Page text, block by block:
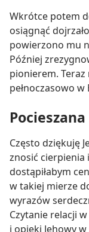
Wkrótce potem
osiągnąć
powierzono mu
Później
pionierem. Teraz
pełnoczasowo
Często dziękuję
znosić cierpienia
dostąpiłabym
w takiej mierze
wyrazów
Czytanie relacji
i opieki Jehowy